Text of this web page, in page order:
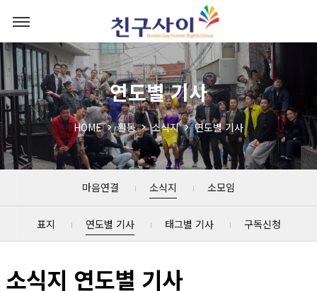
연도별 기사
HOME 활동 소식지 연도별 기사
마음연결 소식지 소모임
표지 연도별 기사 태그별 기사 구독신청
소식지 연도별 기사